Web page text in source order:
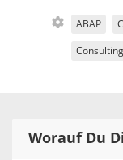
ABAP
Consulting
Worauf Du